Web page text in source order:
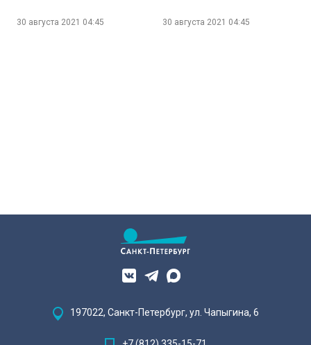
30 августа 2021 04:45 30 августа 2021 04:45
197022, Санкт-Петербург, ул. Чапыгина, 6